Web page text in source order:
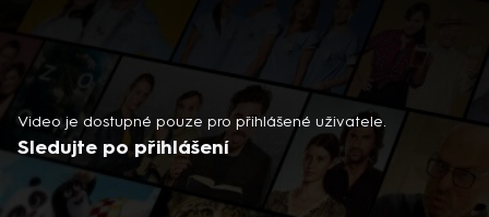
Video je dostupné pouze pro přihlášené uživatele.
Sledujte po přihlášení